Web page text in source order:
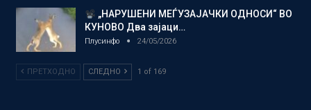
„НАРУШЕНИ МЕЃУЗАЈАЧКИ ОДНОСИ“ ВО
КУНОВО Два зајаци…
Плусинфо 24/05/2026
ПРЕТХОДНО СЛЕДНО 1 of 169